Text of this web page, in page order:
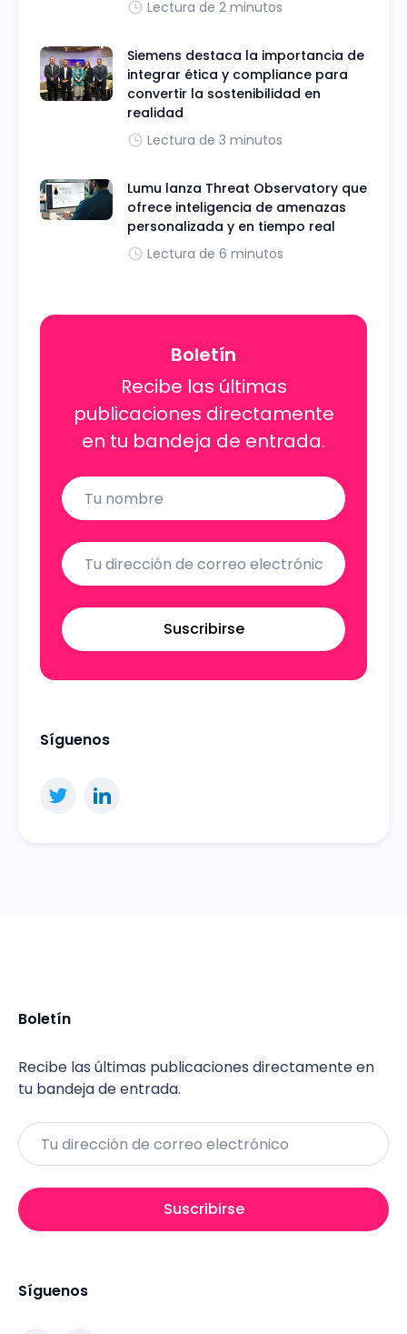
Lectura de 2 minutos
Siemens destaca la importancia de
integrar ética y compliance para
convertir la sostenibilidad en
realidad
Lectura de 3 minutos
Lumu lanza Threat Observatory que
ofrece inteligencia de amenazas
personalizada y en tiempo real
Lectura de 6 minutos
Boletín
Recibe las últimas
publicaciones directamente
en tu bandeja de entrada.
Name
Email
Suscribirse
Síguenos
Boletín
Recibe las últimas publicaciones directamente en
tu bandeja de entrada.
Email
Suscribirse
Síguenos